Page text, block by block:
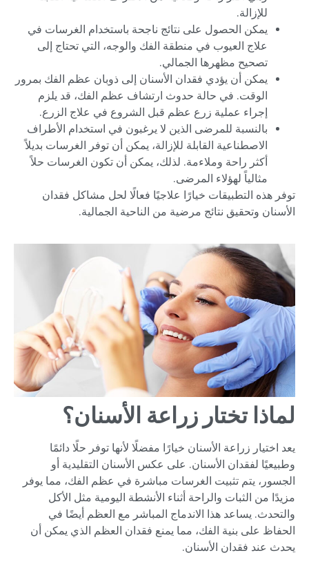
للإزالة.
يمكن الحصول على نتائج ناجحة باستخدام الغرسات في
علاج العيوب في منطقة الفك والوجه، التي تحتاج إلى
تصحيح مظهرها الجمالي.
يمكن أن يؤدي فقدان الأسنان إلى ذوبان عظم الفك بمرور
الوقت. في حالة حدوث ارتشاف عظم الفك، قد يلزم
إجراء عملية زرع عظم قبل الشروع في علاج الزرع.
بالنسبة للمرضى الذين لا يرغبون في استخدام الأطراف
الاصطناعية القابلة للإزالة، يمكن أن توفر الغرسات بديلاً
أكثر راحة وملاءمة. لذلك، يمكن أن تكون الغرسات حلاً
مثالياً لهؤلاء المرضى.
توفر هذه التطبيقات خيارًا علاجيًا فعالًا لحل مشاكل فقدان
الأسنان وتحقيق نتائج مرضية من الناحية الجمالية.
لماذا تختار زراعة الأسنان؟
يعد اختيار زراعة الأسنان خيارًا مفضلًا لأنها توفر حلًا دائمًا
وطبيعيًا لفقدان الأسنان. على عكس الأسنان التقليدية أو
الجسور، يتم تثبيت الغرسات مباشرة في عظم الفك، مما يوفر
مزيدًا من الثبات والراحة أثناء الأنشطة اليومية مثل الأكل
والتحدث. يساعد هذا الاندماج المباشر مع العظم أيضًا في
الحفاظ على بنية الفك، مما يمنع فقدان العظم الذي يمكن أن
يحدث عند فقدان الأسنان.